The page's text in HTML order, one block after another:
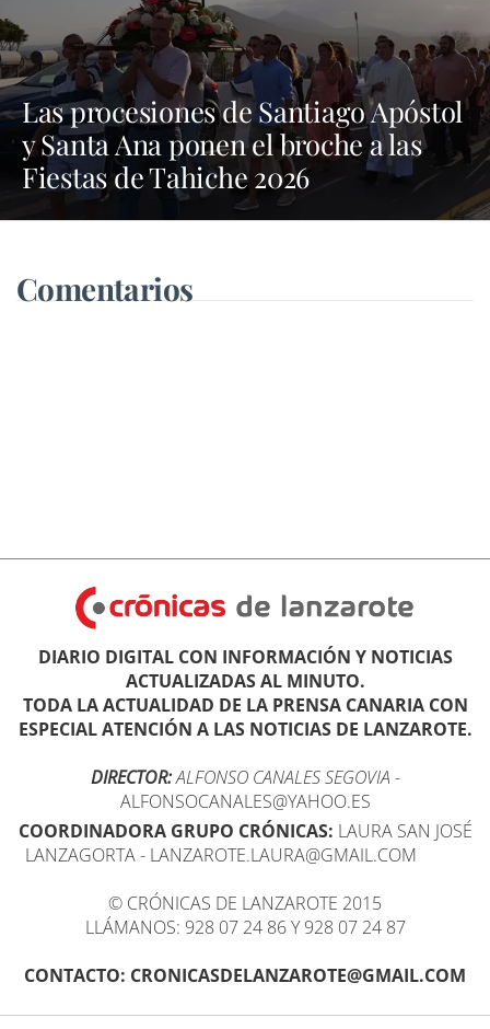
Las procesiones de Santiago Apóstol
y Santa Ana ponen el broche a las
Fiestas de Tahiche 2026
Comentarios
DIARIO DIGITAL CON INFORMACIÓN Y NOTICIAS
ACTUALIZADAS AL MINUTO.
TODA LA ACTUALIDAD DE LA PRENSA CANARIA CON
ESPECIAL ATENCIÓN A LAS NOTICIAS DE LANZAROTE.
DIRECTOR:ALFONSO CANALES SEGOVIA -
ALFONSOCANALES@YAHOO.ES
COORDINADORA GRUPO CRÓNICAS: LAURA SAN JOSÉ
LANZAGORTA - LANZAROTE.LAURA@GMAIL.COM
© CRÓNICAS DE LANZAROTE 2015
LLÁMANOS: 928 07 24 86 Y 928 07 24 87
CONTACTO: CRONICASDELANZAROTE@GMAIL.COM